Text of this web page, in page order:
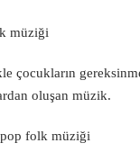
müziği
çocukların
oluşan müzik.
folk müziği